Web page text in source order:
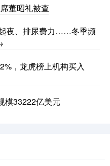
董昭礼被查
夜、排尿费力……冬季频
，龙虎榜上机构买入
模33222亿美元